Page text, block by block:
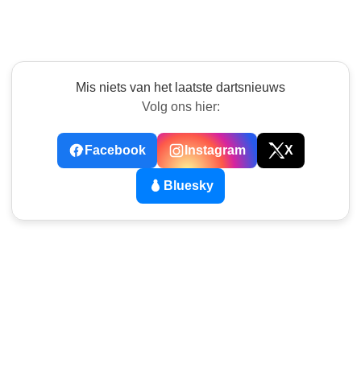
Mis niets van het laatste dartsnieuws
Volg ons hier:
Facebook Instagram X
Bluesky